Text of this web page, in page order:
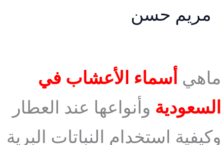
مريم حسن
ماهي أسماء الأعشاب في
السعودية وأنواعها عند العطار
وكيفية استخدام النباتات البرية